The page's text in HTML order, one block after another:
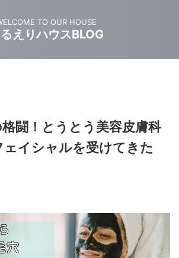
TO OUR HOUSE
えりハウスBLOG
闘！とうとう美容皮膚科
イシャルを受けてきた